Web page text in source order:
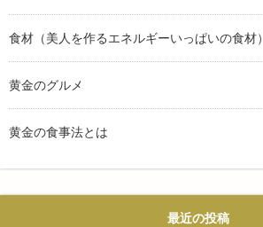
食材（美人を作るエネルギーいっぱいの食材）
黄金のグルメ
黄金の食事法とは
最近の投稿